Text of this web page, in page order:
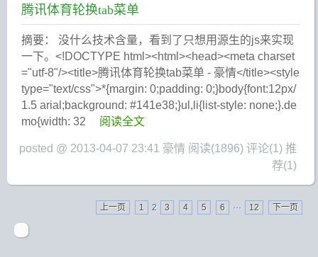
腾讯体育轮换tab菜单
摘要： 没什么技术含量，看到了只想用源生的js来实现
一下。<!DOCTYPE html><html><head><meta charset
="utf-8"/><title>腾讯体育轮换tab菜单 - 豪情</title><style
type="text/css">*{margin: 0;padding: 0;}body{font:12px/
1.5 arial;background: #141e38;}ul,li{list-style: none;}.de
mo{width: 32
阅读全文
posted @ 2013-04-07 23:41 豪情 阅读(1896) 评论(1) 推
荐(1)
上一页 1 2 3 4 5 6 ··· 12 下一页